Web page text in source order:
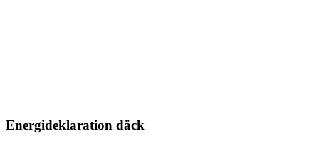
Energideklaration däck